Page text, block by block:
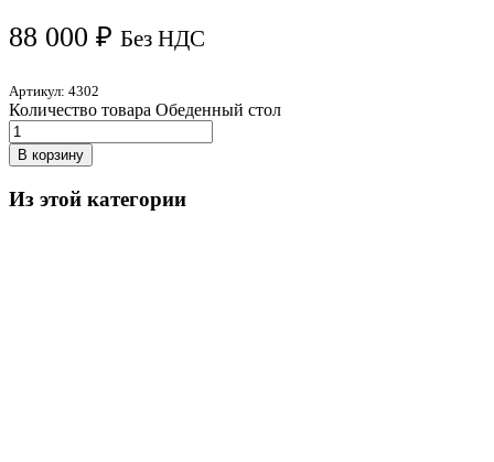
88 000 ₽ Без НДС
Артикул: 4302
Количество товара Обеденный стол
В корзину
Из этой категории